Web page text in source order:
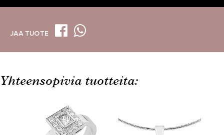
JAA TUOTE
Yhteensopivia tuotteita: